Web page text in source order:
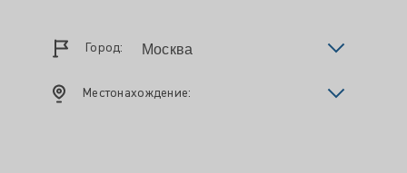
Город:
Местонахождение: